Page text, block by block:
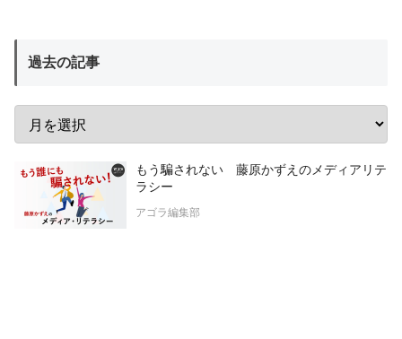
過去の記事
もう騙されない 藤原かずえのメディアリテ
ラシー
アゴラ編集部